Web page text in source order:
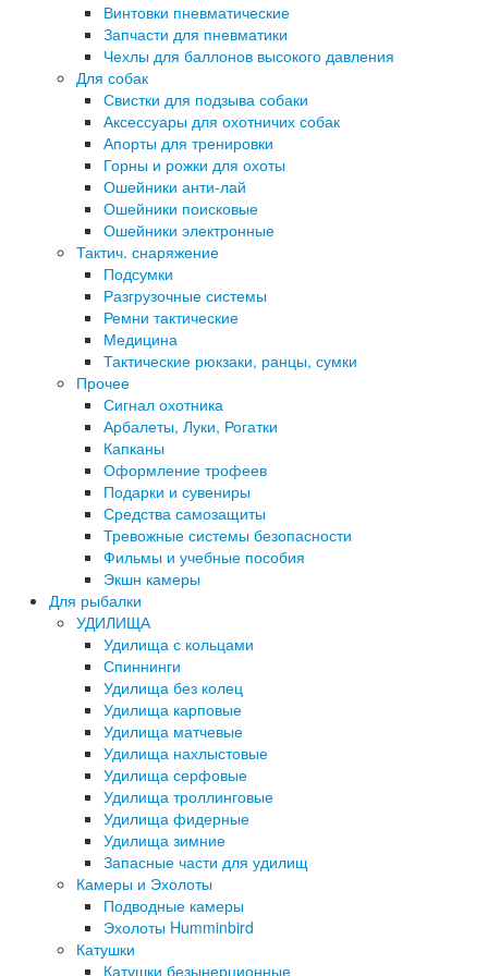
Винтовки пневматические
Запчасти для пневматики
Чехлы для баллонов высокого давления
Для собак
Свистки для подзыва собаки
Аксессуары для охотничих собак
Апорты для тренировки
Горны и рожки для охоты
Ошейники анти-лай
Ошейники поисковые
Ошейники электронные
Тактич. снаряжение
Подсумки
Разгрузочные системы
Ремни тактические
Медицина
Тактические рюкзаки, ранцы, сумки
Прочее
Сигнал охотника
Арбалеты, Луки, Рогатки
Капканы
Оформление трофеев
Подарки и сувениры
Средства самозащиты
Тревожные системы безопасности
Фильмы и учебные пособия
Экшн камеры
Для рыбалки
УДИЛИЩА
Удилища с кольцами
Спиннинги
Удилища без колец
Удилища карповые
Удилища матчевые
Удилища нахлыстовые
Удилища серфовые
Удилища троллинговые
Удилища фидерные
Удилища зимние
Запасные части для удилищ
Камеры и Эхолоты
Подводные камеры
Эхолоты Humminbird
Катушки
Катушки безынерционные